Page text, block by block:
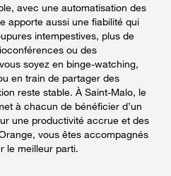
avec une automatisation des
apporte aussi une fiabilité qui
intempestives, plus de
ou des
soyez en binge-watching,
en train de partager des
reste stable. À Saint-Malo, le
à chacun de bénéficier d’un
une productivité accrue et des
vous êtes accompagnés
le meilleur parti.